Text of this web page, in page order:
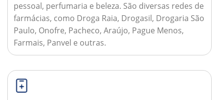
pessoal, perfumaria e beleza. São diversas redes de
farmácias, como Droga Raia, Drogasil, Drogaria São
Paulo, Onofre, Pacheco, Araújo, Pague Menos,
Farmais, Panvel e outras.